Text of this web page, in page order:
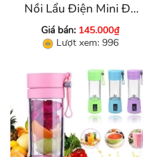
Nồi Lẩu Điện Mini Đa
Năng 2 Tầ Ng
Giá bán: 145.000₫
Lượt xem: 996